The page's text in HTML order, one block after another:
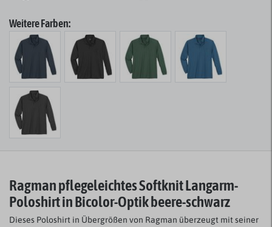
Weitere Farben:
Ragman pflegeleichtes Softknit Langarm-
Poloshirt in Bicolor-Optik beere-schwarz
Dieses Poloshirt in Übergrößen von Ragman überzeugt mit seiner